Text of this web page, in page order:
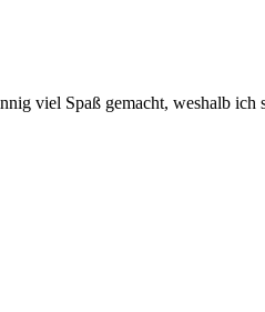
viel Spaß gemacht, weshalb